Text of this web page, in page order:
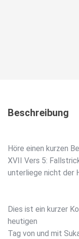
Beschreibung
Höre einen kurzen
XVII Vers 5:
unterliege nicht der
Dies ist ein kurzer
heutigen
Tag von und mit